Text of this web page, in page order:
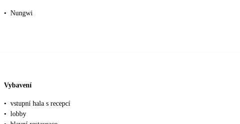
• Nungwi
Vybavení
• vstupní hala s recepcí
• lobby